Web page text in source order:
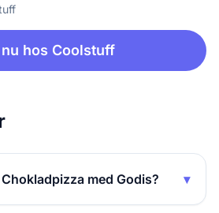
nu hos Coolstuff
med Godis? ▾